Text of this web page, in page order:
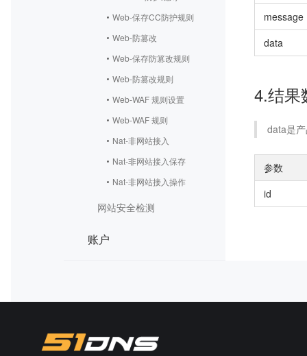
Web-保存CC防护规则
Web-防篡改
Web-保存防篡改规则
Web-防篡改规则
Web-WAF 规则设置
Web-WAF 规则
Nat-非网站接入
Nat-非网站接入保存
Nat-非网站接入操作
网站安全检测
账户
message
data
4.结果
data是
参数
id